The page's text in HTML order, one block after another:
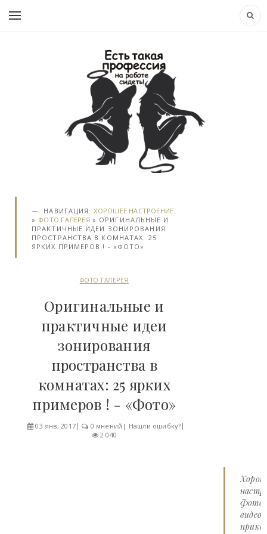
НАВИГАЦИЯ:ХОРОШЕЕ НАСТРОЕНИЕ.
» ФОТО ГАЛЕРЕЯ » ОРИГИНАЛЬНЫЕ И
ПРАКТИЧНЫЕ ИДЕИ ЗОНИРОВАНИЯ
ПРОСТРАНСТВА В КОМНАТАХ: 25
ЯРКИХ ПРИМЕРОВ ! - «ФОТО»
ФОТО ГАЛЕРЕЯ
Оригинальные и
практичные идеи
зонирования
пространства в
комнатах: 25 ярких
примеров ! - «Фото»
03-янв, 2017 0 мнений | Нашли ошибку?
2 040
Фото
видео